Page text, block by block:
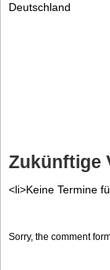
Deutschland
Zukünftige
<li>Keine Termine
Sorry, the comment